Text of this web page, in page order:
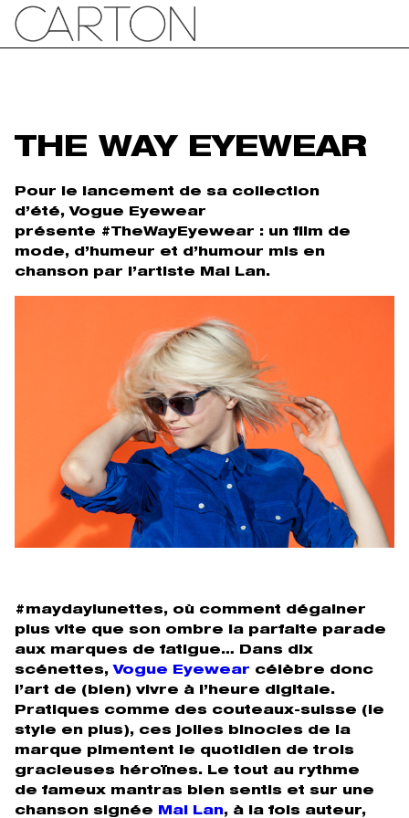
THE WAY EYEWEAR
Pour le lancement de sa collection
d’été, Vogue Eyewear
présente #TheWayEyewear : un film de
mode, d’humeur et d’humour mis en
chanson par l’artiste Mai Lan.
#maydaylunettes, où comment dégainer
plus vite que son ombre la parfaite parade
aux marques de fatigue… Dans dix
scénettes, Vogue Eyewear célèbre donc
l’art de (bien) vivre à l’heure digitale.
Pratiques comme des couteaux-suisse (le
style en plus), ces jolies binocles de la
marque pimentent le quotidien de trois
gracieuses héroïnes. Le tout au rythme
de fameux mantras bien sentis et sur une
chanson signée
Mai Lan, à la fois auteur,